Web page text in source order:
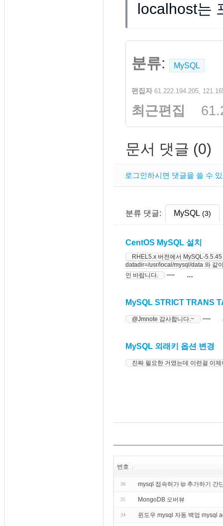
localhost는
분류: MySQL
편집자 61.222.194.205
최근편집
문서 댓글 (0)
로그인하시면 댓글을 쓸 수
분류 댓글: MySQL (3)
CentOS MySQL 설치
RHEL5.x 버전에서 MySQL-
datadir=/usr/local/mysql/data 와 같
인 바랍니다.
― …
MySQL STRICT TRANS
@Jmnote 감사합니다.~ ―
MySQL 외래키 옵션 변경
진짜 필요한 거였는데 이런걸 이
번호
36 mysql 접속허가 ip 추가하기 간
35 MongoDB 오버뷰
34 윈도우 mysql 자동 백업 mysql